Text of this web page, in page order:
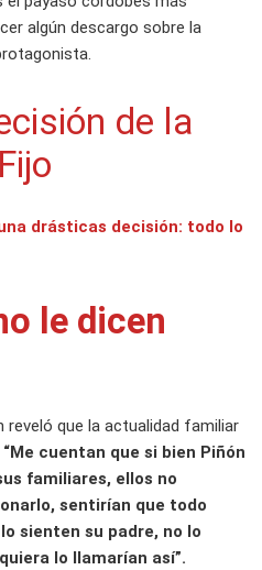
algún descargo sobre la
de la
drásticas decisión: todo lo
le dicen
reveló que la actualidad familiar
“Me cuentan que si bien Piñón
familiares, ellos no
sentirían que todo
sienten su padre, no lo
lo llamarían así”.